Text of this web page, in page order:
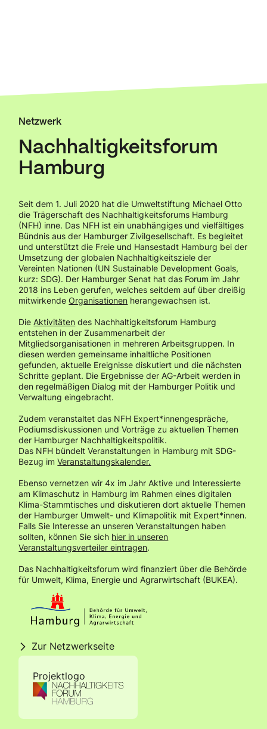
Netzwerk
Nachhaltigkeitsforum
Hamburg
Seit dem 1. Juli 2020 hat die Umweltstiftung Michael Otto
die Trägerschaft des Nachhaltigkeitsforums Hamburg
(NFH) inne. Das NFH ist ein unabhängiges und vielfältiges
Bündnis aus der Hamburger Zivilgesellschaft. Es begleitet
und unterstützt die Freie und Hansestadt Hamburg bei der
Umsetzung der globalen Nachhaltigkeitsziele der
Vereinten Nationen (UN Sustainable Development Goals,
kurz: SDG). Der Hamburger Senat hat das Forum im Jahr
2018 ins Leben gerufen, welches seitdem auf über dreißig
mitwirkendeOrganisationen herangewachsen ist.
DieAktivitäten des Nachhaltigkeitsforum Hamburg
entstehen in der Zusammenarbeit der
Mitgliedsorganisationen in mehreren Arbeitsgruppen. In
diesen werden gemeinsame inhaltliche Positionen
gefunden, aktuelle Ereignisse diskutiert und die nächsten
Schritte geplant. Die Ergebnisse der AG-Arbeit werden in
den regelmäßigen Dialog mit der Hamburger Politik und
Verwaltung eingebracht.
Zudem veranstaltet das NFH Expert*innengespräche,
Podiumsdiskussionen und Vorträge zu aktuellen Themen
der Hamburger Nachhaltigkeitspolitik.
Das NFH bündelt Veranstaltungen in Hamburg mit SDG-
Bezug imVeranstaltungskalender.
Ebenso vernetzen wir 4x im Jahr Aktive und Interessierte
am Klimaschutz in Hamburg im Rahmen eines digitalen
Klima-Stammtisches und diskutieren dort aktuelle Themen
der Hamburger Umwelt- und Klimapolitik mit Expert*innen.
Falls Sie Interesse an unseren Veranstaltungen haben
sollten, können Sie sich hier in unseren
Veranstaltungsverteiler eintragen.
Das Nachhaltigkeitsforum wird finanziert über die Behörde
für Umwelt, Klima, Energie und Agrarwirtschaft (BUKEA).
Zur Netzwerkseite
Projektlogo